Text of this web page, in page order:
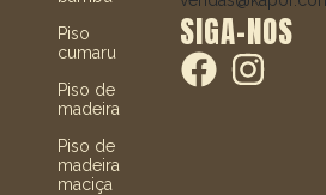
Piso
cumaru
Piso de
madeira
Piso de
madeira
maciça
SIGA-NOS